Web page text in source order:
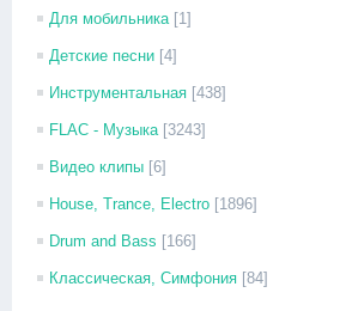
Для мобильника [1]
Детские песни [4]
Инструментальная [438]
FLAC - Музыка [3243]
Видео клипы [6]
House, Trance, Electro [1896]
Drum and Bass [166]
Классическая, Симфония [84]